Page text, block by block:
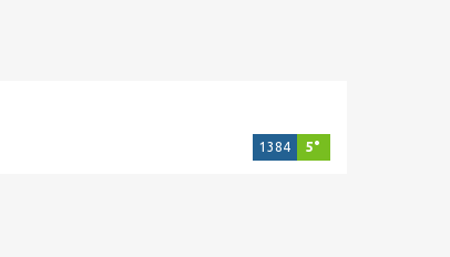
1384 5°